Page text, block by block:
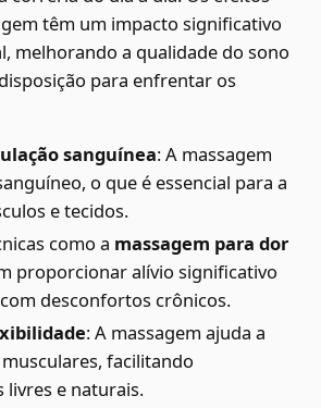
têm um impacto significativo
melhorando a qualidade do sono
para enfrentar os
sanguínea: A massagem
o que é essencial para a
e tecidos.
como a massagem para dor
proporcionar alívio significativo
desconfortos crônicos.
: A massagem ajuda a
facilitando
livres e naturais.